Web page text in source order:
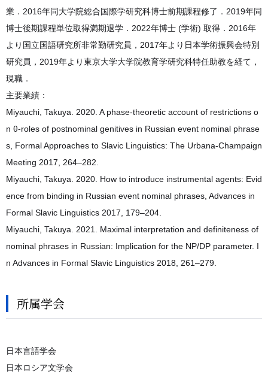
業．2016年同大学院総合国際学研究科博士前期課程修了．2019年同
博士後期課程単位取得満期退学．2022年博士 (学術) 取得．2016年
より国立国語研究所非常勤研究員，2017年より日本学術振興会特別
研究員，2019年より東京大学大学院教育学研究科特任助教を経て，
現職．
主要業績：
Miyauchi, Takuya. 2020. A phase-theoretic account of restrictions o
n θ-roles of postnominal genitives in Russian event nominal phrase
s, Formal Approaches to Slavic Linguistics: The Urbana-Champaign
Meeting 2017, 264–282.
Miyauchi, Takuya. 2020. How to introduce instrumental agents: Evid
ence from binding in Russian event nominal phrases, Advances in
Formal Slavic Linguistics 2017, 179–204.
Miyauchi, Takuya. 2021. Maximal interpretation and definiteness of
nominal phrases in Russian: Implication for the NP/DP parameter. I
n Advances in Formal Slavic Linguistics 2018, 261–279.
所属学会
日本言語学会
日本ロシア文学会